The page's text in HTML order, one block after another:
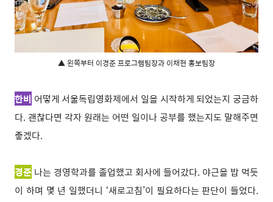
▲ 왼쪽부터 이경준 프로그램팀장과 이채현 홍보팀장
한비 어떻게 서울독립영화제에서 일을 시작하게 되었는지 궁금하
다. 괜찮다면 각자 원래는 어떤 일이나 공부를 했는지도 말해주면
좋겠다.
경준 나는 경영학과를 졸업했고 회사에 들어갔다. 야근을 밥 먹듯
이 하며 몇 년 일했더니 ‘새로고침’이 필요하다는 판단이 들었다.